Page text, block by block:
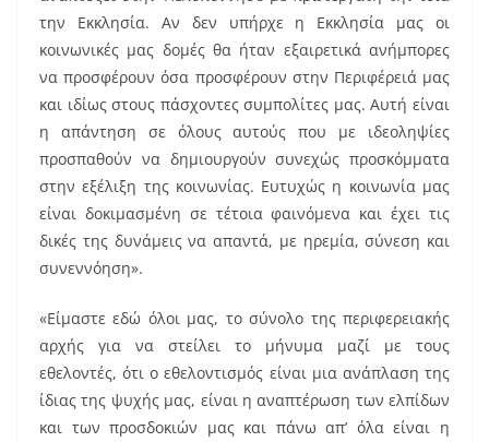
την Εκκλησία. Αν δεν υπήρχε η Εκκλησία μας οι
κοινωνικές μας δομές θα ήταν εξαιρετικά ανήμπορες
να προσφέρουν όσα προσφέρουν στην Περιφέρειά μας
και ιδίως στους πάσχοντες συμπολίτες μας. Αυτή είναι
η απάντηση σε όλους αυτούς που με ιδεοληψίες
προσπαθούν να δημιουργούν συνεχώς προσκόμματα
στην εξέλιξη της κοινωνίας. Ευτυχώς η κοινωνία μας
είναι δοκιμασμένη σε τέτοια φαινόμενα και έχει τις
δικές της δυνάμεις να απαντά, με ηρεμία, σύνεση και
συνεννόηση».
«Είμαστε εδώ όλοι μας, το σύνολο της περιφερειακής
αρχής για να στείλει το μήνυμα μαζί με τους
εθελοντές, ότι ο εθελοντισμός είναι μια ανάπλαση της
ίδιας της ψυχής μας, είναι η αναπτέρωση των ελπίδων
και των προσδοκιών μας και πάνω απ’ όλα είναι η